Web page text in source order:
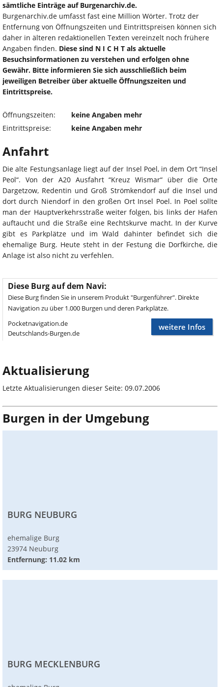
sämtliche Einträge auf Burgenarchiv.de.
Burgenarchiv.de umfasst fast eine Million Wörter. Trotz der
Entfernung von Öffnungszeiten und Eintrittspreisen können sich
daher in älteren redaktionellen Texten vereinzelt noch frühere
Angaben finden. Diese sind N I C H T als aktuelle
Besuchsinformationen zu verstehen und erfolgen ohne
Gewähr. Bitte informieren Sie sich ausschließlich beim
jeweiligen Betreiber über aktuelle Öffnungszeiten und
Eintrittspreise.
Öffnungszeiten:
keine Angaben mehr
Eintrittspreise:
keine Angaben mehr
Anfahrt
Die alte Festungsanlage liegt auf der Insel Poel, in dem Ort “Insel
Peol“. Von der A20 Ausfahrt “Kreuz Wismar“ über die Orte
Dargetzow, Redentin und Groß Strömkendorf auf die Insel und
dort durch Niendorf in den großen Ort Insel Poel. In Poel sollte
man der Hauptverkehrsstraße weiter folgen, bis links der Hafen
auftaucht und die Straße eine Rechtskurve macht. In der Kurve
gibt es Parkplätze und im Wald dahinter befindet sich die
ehemalige Burg. Heute steht in der Festung die Dorfkirche, die
Anlage ist also nicht zu verfehlen.
Diese Burg auf dem Navi:
Diese Burg finden Sie in unserem Produkt "Burgenführer". Direkte
Navigation zu über 1.000 Burgen und deren Parkplätze.
Pocketnavigation.de
Deutschlands-Burgen.de
weitere Infos
Aktualisierung
Letzte Aktualisierungen dieser Seite: 09.07.2006
Burgen in der Umgebung
BURG NEUBURG
ehemalige Burg
23974 Neuburg
Entfernung: 11.02 km
BURG MECKLENBURG